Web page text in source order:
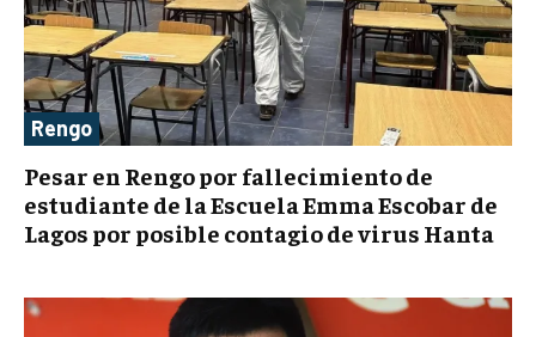
Rengo
Pesar en Rengo por fallecimiento de
estudiante de la Escuela Emma Escobar de
Lagos por posible contagio de virus Hanta